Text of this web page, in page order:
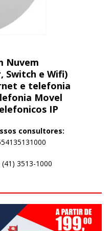
Nuvem
Switch e Wifi)
e telefonia
Movel
IP
consultores:
3513-1000